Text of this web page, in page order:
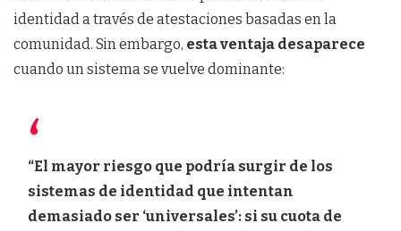
identidad a través de atestaciones basadas en la
comunidad. Sin embargo, esta ventaja desaparece
cuando un sistema se vuelve dominante:
“El mayor riesgo que podría surgir de los
sistemas de identidad que intentan
demasiado ser ‘universales’: si su cuota de